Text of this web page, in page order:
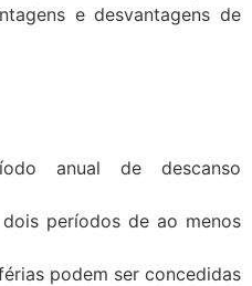
e desvantagens de
anual de descanso
períodos de ao menos
podem ser concedidas